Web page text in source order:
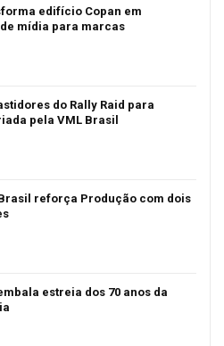
edifício Copan em
mídia para marcas
do Rally Raid para
pela VML Brasil
reforça Produção com dois
estreia dos 70 anos da